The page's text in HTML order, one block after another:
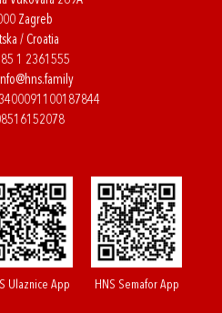
Zagreb
/ Croatia
1 2361555
Ulaznice App HNS Semafor App